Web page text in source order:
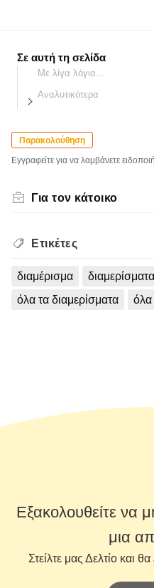
Σε αυτή τη σελίδα
Με λίγα λόγια...
Αναλυτικότερα
Παρακολούθηση
Εγγραφείτε για να λαμβάνετε
Για τον κάτοικο
Ετικέτες
διαμέρισμα διαμερίσματα
όλα τα διαμερίσματα
όλα
Εξακολουθείτε να
μια
Στείλτε μας Δελτίο και